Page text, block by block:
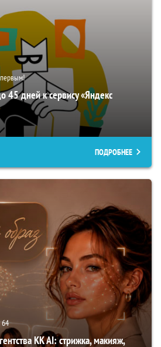
45 дней к сервису «Яндекс
ПОДРОБНЕЕ
64
KK AI: стрижка, макияж,